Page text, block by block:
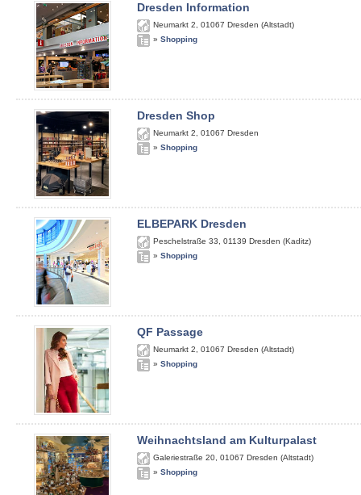
Dresden Information
Neumarkt 2 01067 Dresden (Altstadt)
» Shopping
Dresden Shop
Neumarkt 2 01067 Dresden
» Shopping
ELBEPARK Dresden
Peschelstraße 33 01139 Dresden (Kaditz)
» Shopping
QF Passage
Neumarkt 2 01067 Dresden (Altstadt)
» Shopping
Weihnachtsland am Kulturpalast
Galeriestraße 20 01067 Dresden (Altstadt)
» Shopping